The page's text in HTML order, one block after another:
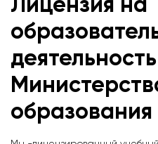
Лицензия на
деятельность
образования